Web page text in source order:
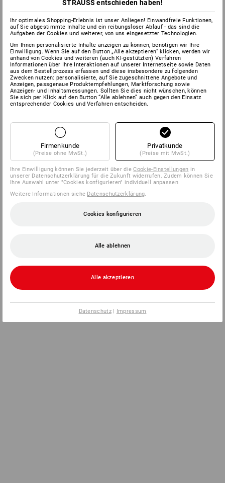
STRAUSS entschieden haben!
Ihr optimales Shopping-Erlebnis ist unser Anliegen! Einwandfreie Funktionen,
auf Sie abgestimmte Inhalte und ein reibungsloser Ablauf - das sind die
Aufgaben der Cookies und weiterer, von uns eingesetzter Technologien.
Um Ihnen personalisierte Inhalte anzeigen zu können, benötigen wir Ihre
Einwilligung. Wenn Sie auf den Button „Alle akzeptieren“ klicken, werden wir
anhand von Cookies und weiteren (auch KI-gestützten) Verfahren
Informationen über Ihre Interaktionen auf unserer Internetseite sowie Daten
aus dem Bestellprozess erfassen und diese insbesondere zu folgenden
Zwecken nutzen: personalisierte, auf Sie zugeschnittene Angebote und
Anzeigen, passgenaue Produktempfehlungen, Marktforschung sowie
Anzeigen- und Inhaltsmessungen. Sollten Sie dies nicht wünschen, können
Sie sich per Klick auf den Button “Alle ablehnen” auch gegen den Einsatz
entsprechender Cookies und Verfahren entscheiden.
Firmenkunde
(Preise ohne MwSt.)
Privatkunde
(Preise mit MwSt.)
Ihre Einwilligung können Sie jederzeit über dieCookie-Einstellungen in
unserer Datenschutzerklärung für die Zukunft widerrufen. Zudem können Sie
Ihre Auswahl unter "Cookies konfigurieren" individuell anpassen
Weitere Informationen siehe Datenschutzerklärung
Cookies konfigurieren
Alle ablehnen
Alle akzeptieren
Datenschutz| Impressum